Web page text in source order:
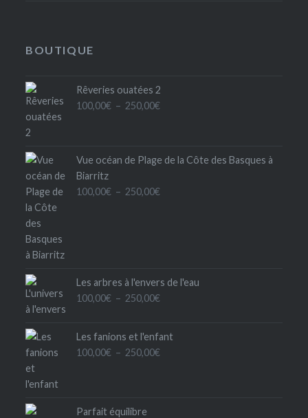
BOUTIQUE
Rêveries ouatées 2
100,00€ – 250,00€Plage
Vue océan de Plage de la Côte des Basques à
Biarritz
100,00€ – 250,00€Plage
Les arbres à l'envers de l'eau
100,00€ – 250,00€Plage
Les fanions et l'enfant
100,00€ – 250,00€Plage
Parfait équilibre